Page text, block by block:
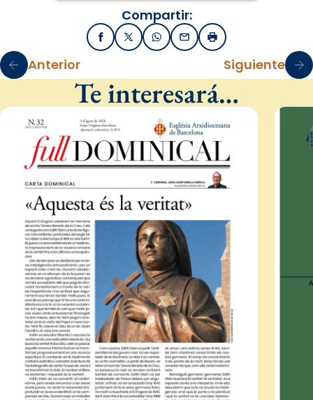
Compartir:
FacebookX / TwitterWhatsApp
EmailImprimir
Anterior Siguiente
Te interesará…